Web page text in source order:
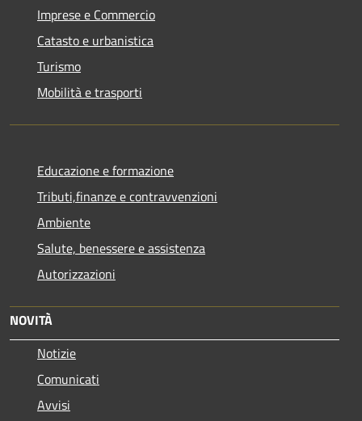
Imprese e Commercio
Catasto e urbanistica
Turismo
Mobilità e trasporti
Educazione e formazione
Tributi,finanze e contravvenzioni
Ambiente
Salute, benessere e assistenza
Autorizzazioni
NOVITÀ
Notizie
Comunicati
Avvisi